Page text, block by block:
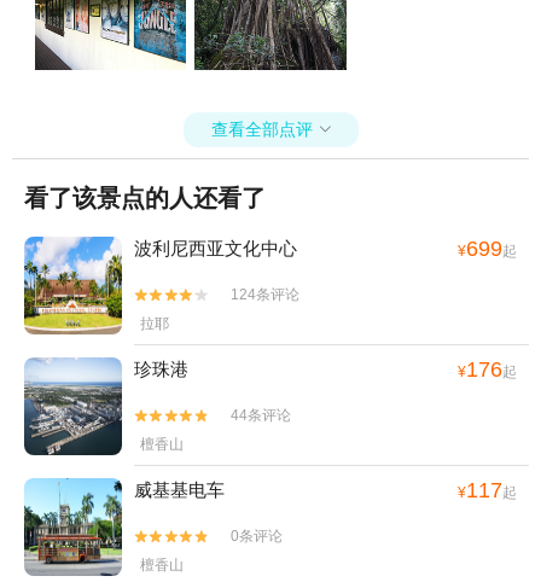
查看全部点评 
看了该景点的人还看了
波利尼西亚文化中心 ¥699起


124条评论
拉耶
珍珠港 ¥176起


44条评论
檀香山
威基基电车 ¥117起


0条评论
檀香山